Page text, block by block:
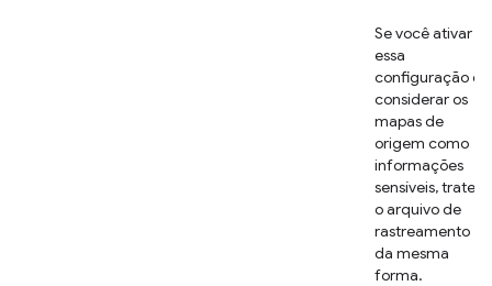
Se você ativar
essa
configuração e
considerar os
mapas de
origem como
informações
sensíveis, trate
o arquivo de
rastreamento
da mesma
forma.